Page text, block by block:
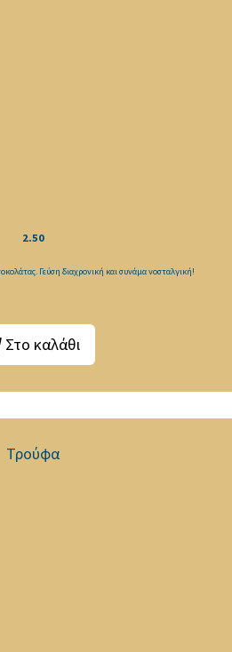
2.50
Γεύση διαχρονική και συνάμα νοσταλγική!
Στο καλάθι
Τρούφα